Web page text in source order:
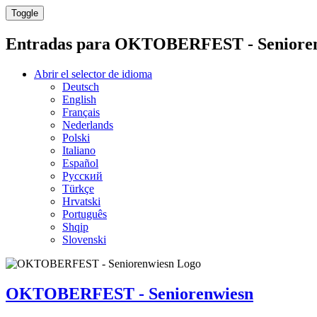
Toggle
Entradas para OKTOBERFEST -
Abrir el selector de idioma
Deutsch
English
Français
Nederlands
Polski
Italiano
Español
Русский
Türkçe
Hrvatski
Português
Shqip
Slovenski
OKTOBERFEST - Seniorenwiesn